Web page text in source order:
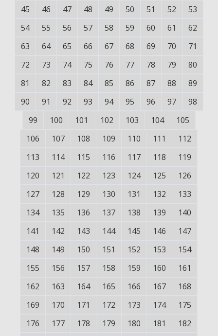
45
46 47 48 49 50 51 52
53
54
55 56 57 58 59 60 61
62
63
64 65 66 67 68 69 70
71
72
73 74 75 76 77 78 79
80
81
82 83 84 85 86 87 88
89
90
91 92 93 94 95 96 97
98
99
100 101 102 103 104
105
106
107 108 109 110 111
112
113
114 115 116 117 118
119
120
121 122 123 124 125
126
127
128 129 130 131 132
133
134
135 136 137 138 139
140
141
142 143 144 145 146
147
148
149 150 151 152 153
154
155
156 157 158 159 160
161
162
163 164 165 166 167
168
169
170 171 172 173 174
175
176
177 178 179 180 181
182